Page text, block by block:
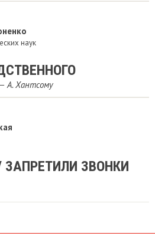
наук
А. Хантсому
ЗАПРЕТИЛИ ЗВОНКИ